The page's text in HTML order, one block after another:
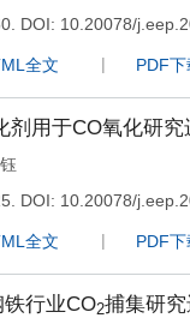
DOI: 10.20078/
全文 PDF下
剂用于CO氧化研究
DOI: 10.20078/
全文 PDF下
铁行业CO2捕集研究